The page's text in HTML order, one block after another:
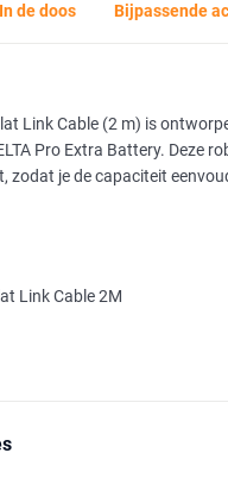
In de doos Bijpassende
Link Cable (2 m) is
Pro Extra Battery. Deze
zodat je de capaciteit
Link Cable 2M